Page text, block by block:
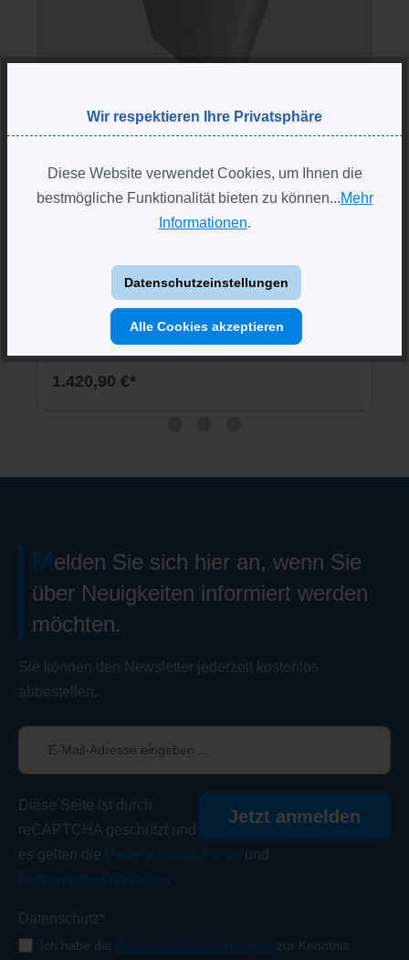
bodenstehend
Pflegeleicht und robust
Ideal für öffentliche Toiletten
1.420,90 €*
Melden Sie sich hier an, wenn Sie
über Neuigkeiten informiert werden
möchten.
Sie können den Newsletter jederzeit kostenlos
abbestellen.
Jetzt anmelden
Diese Seite ist durch
reCAPTCHA geschützt und
es gelten die Datenschutzrichtlinie und
Nutzungsbedingungen
.
Datenschutz*
Ich habe die Datenschutzbestimmungen
zur Kenntnis
Wir respektieren Ihre Privatsphäre
Diese Website verwendet Cookies, um Ihnen die
bestmögliche Funktionalität bieten zu können...Mehr
Informationen.
Datenschutzeinstellungen
Alle Cookies akzeptieren